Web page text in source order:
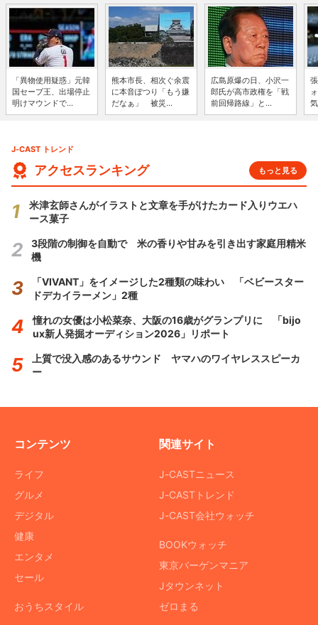
「異物使用疑惑」元韓
国セーブ王、出場停止
明けマウンドで...
熊本市長、相次ぐ余震
に本音ぽつり「もう嫌
だなぁ」 被災...
広島原爆の日、小沢一
郎氏が高市政権を「戦
前回帰路線」と...
J-CAST トレンド
アクセスランキング もっと見る
米津玄師さんがイラストと文章を手がけたカード入りウエハ
ース菓子
3段階の制御を自動で 米の香りや甘みを引き出す家庭用精米
機
「VIVANT」をイメージした2種類の味わい 「ベビースター
ドデカイラーメン」2種
憧れの女優は小松菜奈、大阪の16歳がグランプリに 「bijo
ux新人発掘オーディション2026」リポート
上質で没入感のあるサウンド ヤマハのワイヤレススピーカ
ー
コンテンツ
ライフ
グルメ
デジタル
健康
エンタメ
セール
おうちスタイル
関連サイト
J-CASTニュース
J-CASTトレンド
J-CAST会社ウォッチ
BOOKウォッチ
東京バーゲンマニア
Jタウンネット
ゼロまる